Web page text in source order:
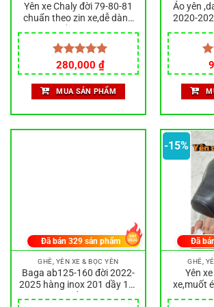
Yên xe Chaly đời 79-80-81
chuẩn theo zin xe,dễ dàng
Được xếp
hạng5.00
5 sao
280,000 ₫
MUA SẢN PHẨM
Áo yên
2020-
5
GHẾ, YÊN XE & BỌC YÊN
Baga ab125-160 đời 2022-
2025 hàng inox 201 dầy 10li
Đã bán329 sản phẩm
-15%
GHẾ,
Yên
xe,muốt
Đã